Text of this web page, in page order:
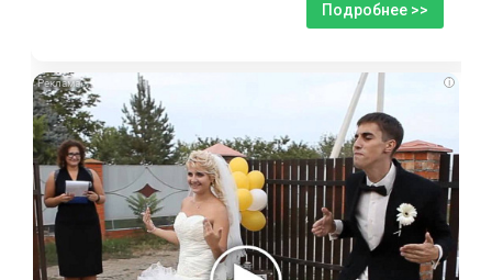
Подробнее >>
i